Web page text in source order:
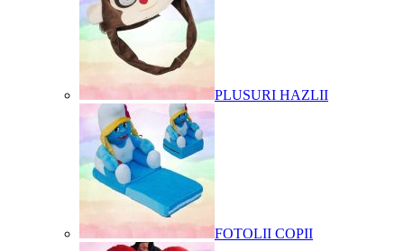
PLUSURI HAZLII
FOTOLII COPII